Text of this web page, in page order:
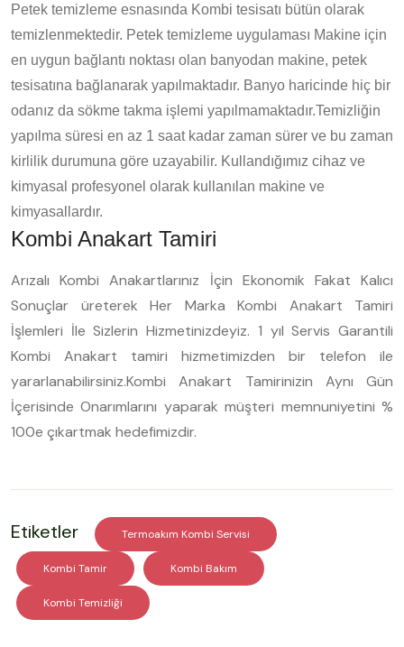
Petek temizleme esnasında Kombi tesisatı bütün olarak
temizlenmektedir. Petek temizleme uygulaması Makine için
en uygun bağlantı noktası olan banyodan makine, petek
tesisatına bağlanarak yapılmaktadır. Banyo haricinde hiç bir
odanız da sökme takma işlemi yapılmamaktadır.Temizliğin
yapılma süresi en az 1 saat kadar zaman sürer ve bu zaman
kirlilik durumuna göre uzayabilir. Kullandığımız cihaz ve
kimyasal profesyonel olarak kullanılan makine ve
kimyasallardır.
Kombi Anakart Tamiri
Arızalı Kombi Anakartlarınız İçin Ekonomik Fakat Kalıcı
Sonuçlar üreterek Her Marka Kombi Anakart Tamiri
İşlemleri İle Sizlerin Hizmetinizdeyiz. 1 yıl Servis Garantili
Kombi Anakart tamiri hizmetimizden bir telefon ile
yararlanabilirsiniz.Kombi Anakart Tamirinizin Aynı Gün
İçerisinde Onarımlarını yaparak müşteri memnuniyetini %
100e çıkartmak hedefimizdir.
Etiketler Termoakım Kombi Servisi
Kombi Tamir Kombi Bakım
Kombi Temizliği